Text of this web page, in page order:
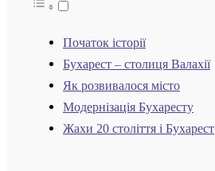
Початок історії
Бухарест – столиця Валахії
Як розвивалося місто
Модернізація Бухаресту
Жахи 20 століття і Бухарест